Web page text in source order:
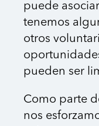
puede
tenemos
otros
pueden ser
Como parte
nos